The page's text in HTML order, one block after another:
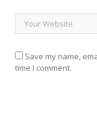
Save my name,
time I comment.